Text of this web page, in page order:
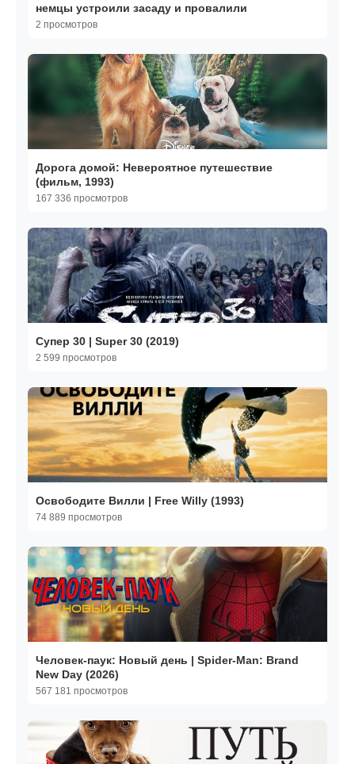
немцы устроили засаду и провалили
2 просмотров
Дорога домой: Невероятное путешествие
(фильм, 1993)
167 336 просмотров
Супер 30 | Super 30 (2019)
2 599 просмотров
Освободите Вилли | Free Willy (1993)
74 889 просмотров
Человек-паук: Новый день | Spider-Man: Brand
New Day (2026)
567 181 просмотров